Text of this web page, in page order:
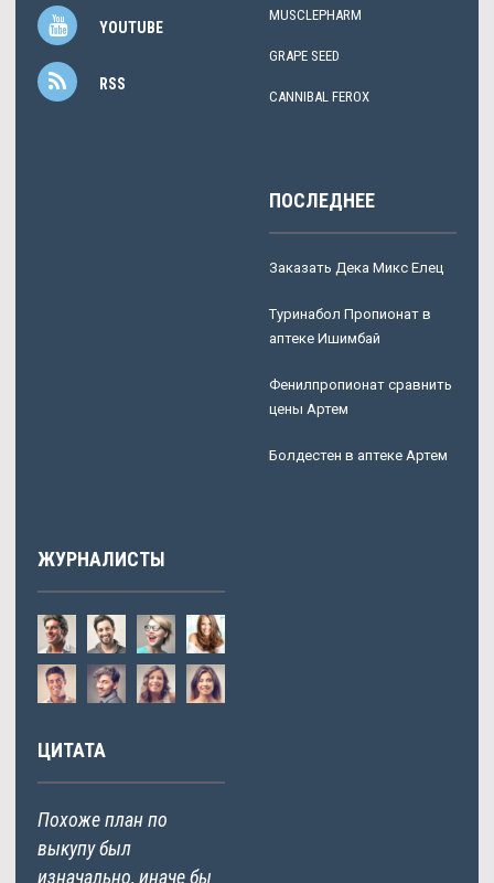
YOUTUBE
RSS
MUSCLEPHARM
GRAPE SEED
CANNIBAL FEROX
ПОСЛЕДНЕЕ
Заказать Дека Микс Елец
Туринабол Пропионат в
аптеке Ишимбай
Фенилпропионат сравнить
цены Артем
Болдестен в аптеке Артем
ЖУРНАЛИСТЫ
ЦИТАТА
Похоже план по
выкупу был
изначально, иначе бы